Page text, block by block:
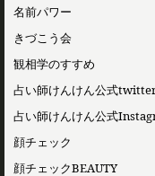
名前パワー
きづこう会
観相学のすすめ
占い師けんけん公式
占い師けんけん公式
顔チェック
顔チェックBEAUTY